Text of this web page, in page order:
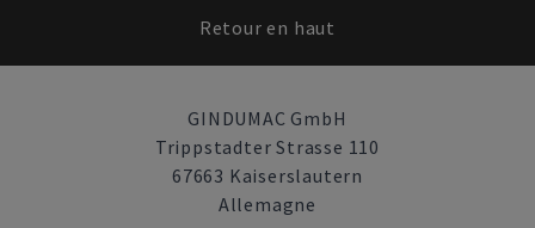
Retour en haut
GINDUMAC GmbH
Trippstadter Strasse 110
67663 Kaiserslautern
Allemagne